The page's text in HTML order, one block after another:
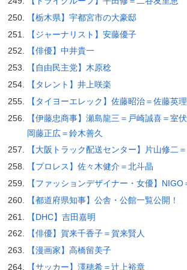
【栃木県】宇都宮市の大豪邸
【ジャーナリスト】安藤優子
【俳優】中井貴一
【自由民主党】木原稔
【タレント】井上咲楽
【タイヨーエレック】佐藤昭治＝佐藤英
【伊藤忠商事】瀬島龍三＝戸崎誠喜＝室
岡藤正広＝鈴木善久
【大阪トラック配送センター】片山修二
【プロレス】佐々木健介＝北斗晶
【ファッションデザイナー・女優】NIGO
【都道府県知事】公舎・公館一覧公開！
【DHC】吉田嘉明
【俳優】賀来千香子＝賀来賢人
【漫画家】高橋留美子
【サッカー】澤穂希＝辻上裕章